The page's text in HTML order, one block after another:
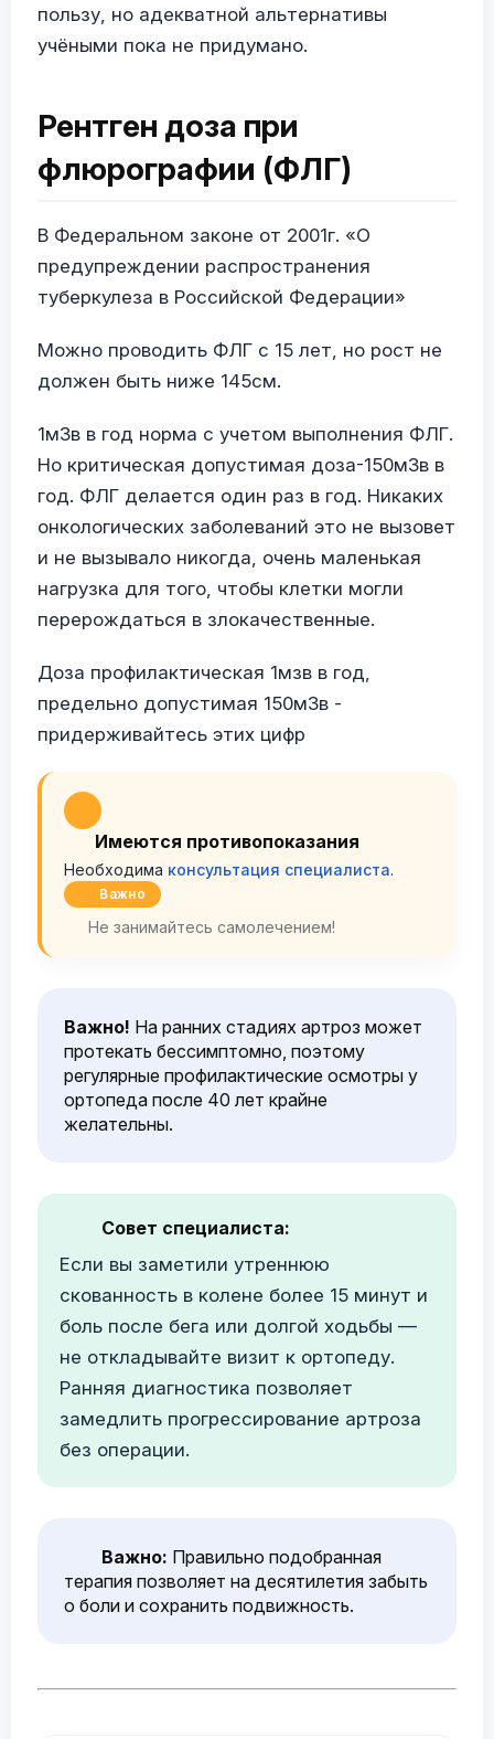
пользу, но адекватной альтернативы
учёными пока не придумано.
Рентген доза при
флюрографии (ФЛГ)
В Федеральном законе от 2001г. «О
предупреждении распространения
туберкулеза в Российской Федерации»
Можно проводить ФЛГ с 15 лет, но рост не
должен быть ниже 145см.
1мЗв в год норма с учетом выполнения ФЛГ.
Но критическая допустимая доза-150мЗв в
год. ФЛГ делается один раз в год. Никаких
онкологических заболеваний это не вызовет
и не вызывало никогда, очень маленькая
нагрузка для того, чтобы клетки могли
перерождаться в злокачественные.
Доза профилактическая 1мзв в год,
предельно допустимая 150мЗв -
придерживайтесь этих цифр
Имеются противопоказания
Необходима консультация специалиста.
Важно
Не занимайтесь самолечением!
Важно! На ранних стадиях артроз может
протекать бессимптомно, поэтому
регулярные профилактические осмотры у
ортопеда после 40 лет крайне
желательны.
Совет специалиста:
Если вы заметили утреннюю
скованность в колене более 15 минут и
боль после бега или долгой ходьбы —
не откладывайте визит к ортопеду.
Ранняя диагностика позволяет
замедлить прогрессирование артроза
без операции.
Важно: Правильно подобранная
терапия позволяет на десятилетия забыть
о боли и сохранить подвижность.